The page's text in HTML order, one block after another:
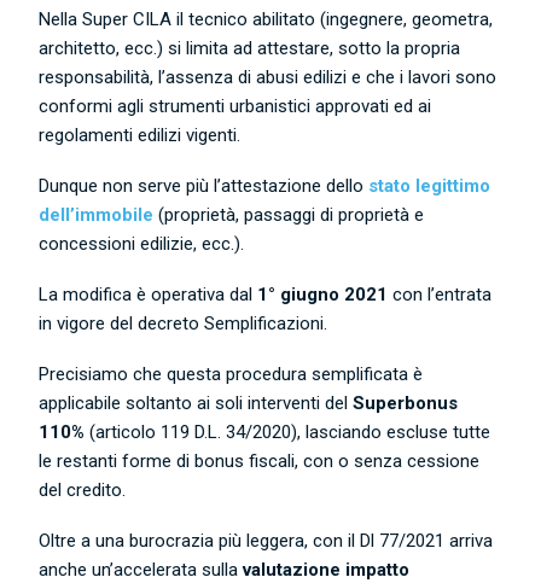
Nella Super CILA il tecnico abilitato (ingegnere, geometra,
architetto, ecc.) si limita ad attestare, sotto la propria
responsabilità, l’assenza di abusi edilizi e che i lavori sono
conformi agli strumenti urbanistici approvati ed ai
regolamenti edilizi vigenti.
Dunque non serve più l’attestazione dello stato legittimo
dell’immobile (proprietà, passaggi di proprietà e
concessioni edilizie, ecc.).
La modifica è operativa dal 1° giugno 2021 con l’entrata
in vigore del decreto Semplificazioni.
Precisiamo che questa procedura semplificata è
applicabile soltanto ai soli interventi del Superbonus
110% (articolo 119 D.L. 34/2020), lasciando escluse tutte
le restanti forme di bonus fiscali, con o senza cessione
del credito.
Oltre a una burocrazia più leggera, con il Dl 77/2021 arriva
anche un’accelerata sullavalutazione impatto